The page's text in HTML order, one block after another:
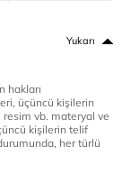
Yukarı
hakları
üçüncü kişilerin
vb. materyal ve
kişilerin telif
her türlü